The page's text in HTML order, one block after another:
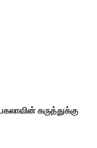
கருத்துக்கு